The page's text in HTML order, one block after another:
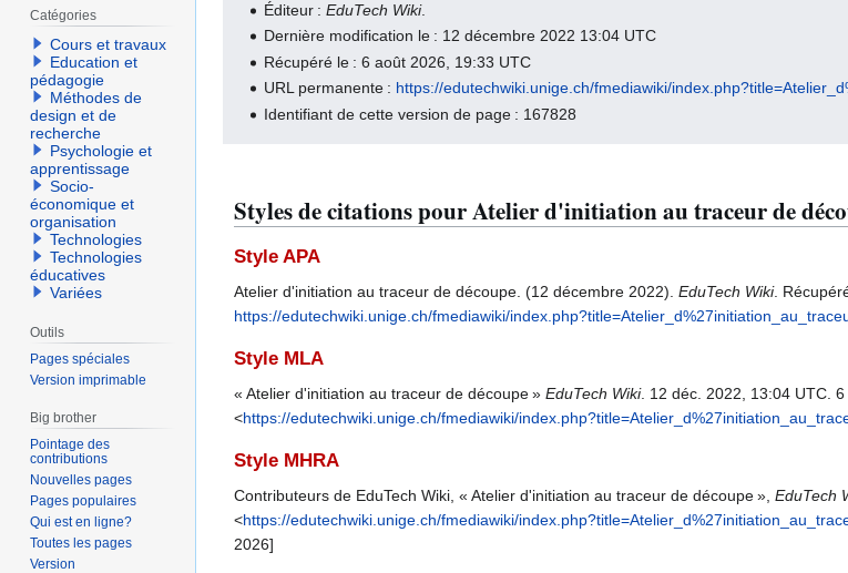
Éditeur :EduTech Wiki.
Dernière modification le : 12 décembre 2022 13:04 UTC
Récupéré le : 6 août 2026, 19:33 UTC
URL permanente : https://edutechwiki.unige.ch/fmediawiki/
Identifiant de cette version de page : 167828
Styles de citations pour Atelier d'initiation au traceur de
Style APA
Atelier d'initiation au traceur de découpe. (12 décembre 2022). EduTech Wiki.
https://edutechwiki.unige.ch/fmediawiki/
Style MLA
« Atelier d'initiation au traceur de découpe » EduTech Wiki. 12 déc. 2022, 13:04 UTC.
<https://edutechwiki.unige.ch/fmediawiki/
Style MHRA
Contributeurs de EduTech Wiki, « Atelier d'initiation au traceur de découpe », EduTech
<https://edutechwiki.unige.ch/fmediawiki/
2026]
Catégories
Cours et travaux
Education et
pédagogie
Méthodes de
design et de
recherche
Psychologie et
apprentissage
Socio-
économique et
organisation
Technologies
Technologies
éducatives
Variées
Outils
Pages spéciales
Version imprimable
Big brother
Pointage des
contributions
Nouvelles pages
Pages populaires
Qui est en ligne?
Toutes les pages
Version